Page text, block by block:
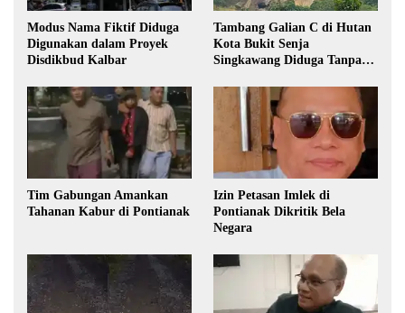
Modus Nama Fiktif Diduga
Digunakan dalam Proyek
Disdikbud Kalbar
Tambang Galian C di Hutan
Kota Bukit Senja
Singkawang Diduga Tanpa
Tim Gabungan Amankan
Tahanan Kabur di Pontianak
Izin Petasan Imlek di
Pontianak Dikritik Bela
Negara